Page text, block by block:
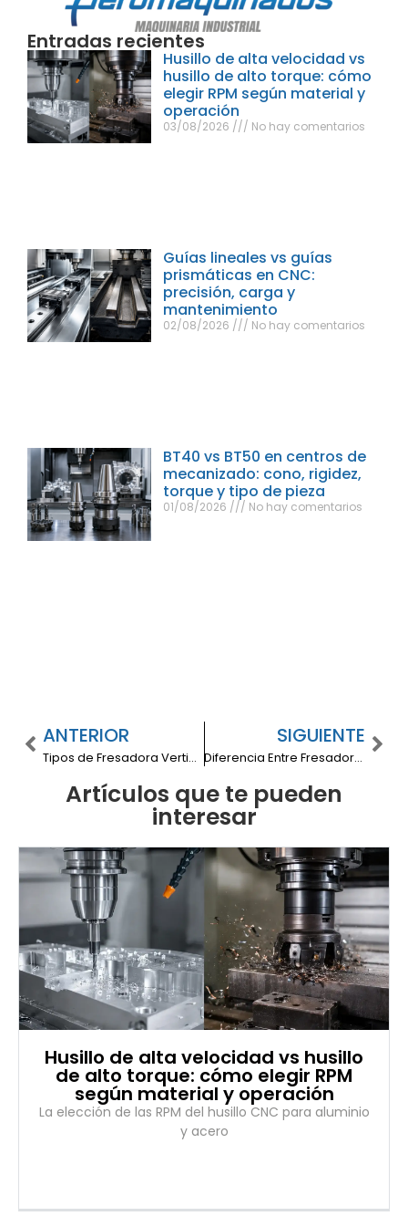
Entradas recientes
Husillo de alta velocidad vs
husillo de alto torque: cómo
elegir RPM según material y
operación
03/08/2026 No hay comentarios
Guías lineales vs guías
prismáticas en CNC:
precisión, carga y
mantenimiento
02/08/2026 No hay comentarios
BT40 vs BT50 en centros de
mecanizado: cono, rigidez,
torque y tipo de pieza
01/08/2026 No hay comentarios
ANTERIOR
Tipos de Fresadora Vertical: Descubre Cuál Impulsa la Precisión en tu Taller
SIGUIENTE
Diferencia Entre Fresadora de Torreta y Convencional: ¿Cuál Elegir para tu Taller?
Artículos que te pueden
interesar
Husillo de alta velocidad vs husillo
de alto torque: cómo elegir RPM
según material y operación
La elección de las RPM del husillo CNC para aluminio
y acero